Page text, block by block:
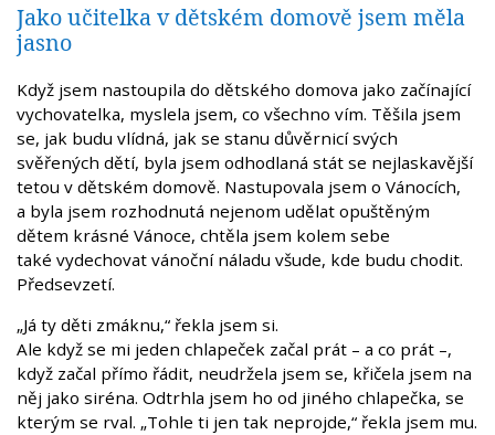
Jako učitelka v dětském domově jsem měla
jasno
Když jsem nastoupila do dětského domova jako začínající
vychovatelka, myslela jsem, co všechno vím. Těšila jsem
se, jak budu vlídná, jak se stanu důvěrnicí svých
svěřených dětí, byla jsem odhodlaná stát se nejlaskavější
tetou v dětském domově. Nastupovala jsem o Vánocích,
a byla jsem rozhodnutá nejenom udělat opuštěným
dětem krásné Vánoce, chtěla jsem kolem sebe
také vydechovat vánoční náladu všude, kde budu chodit.
Předsevzetí.
„Já ty děti zmáknu,“ řekla jsem si.
Ale když se mi jeden chlapeček začal prát – a co prát –,
když začal přímo řádit, neudržela jsem se, křičela jsem na
něj jako siréna. Odtrhla jsem ho od jiného chlapečka, se
kterým se rval. „Tohle ti jen tak neprojde,“ řekla jsem mu.